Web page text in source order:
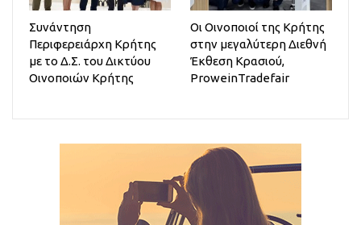
Συνάντηση
Περιφερειάρχη Κρήτης
με το Δ.Σ. του Δικτύου
Οινοποιών Κρήτης
Οι Οινοποιοί της Κρήτης
στην μεγαλύτερη Διεθνή
Έκθεση Κρασιού,
ProweinTradefair